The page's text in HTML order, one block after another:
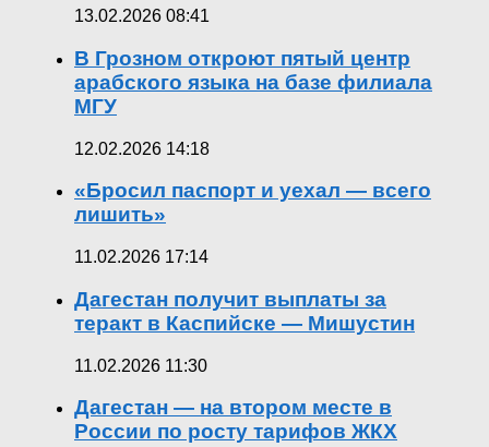
13.02.2026 08:41
В Грозном откроют пятый центр
арабского языка на базе филиала
МГУ
12.02.2026 14:18
«Бросил паспорт и уехал — всего
лишить»
11.02.2026 17:14
Дагестан получит выплаты за
теракт в Каспийске — Мишустин
11.02.2026 11:30
Дагестан — на втором месте в
России по росту тарифов ЖКХ